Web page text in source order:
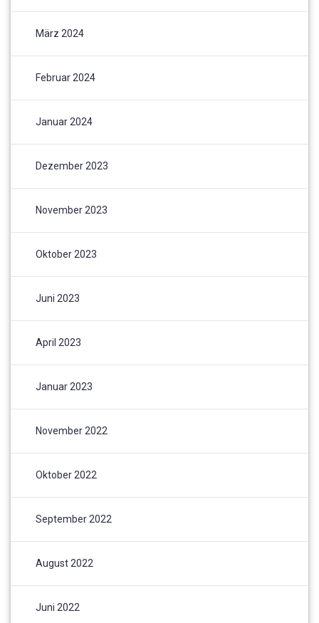
März 2024
Februar 2024
Januar 2024
Dezember 2023
November 2023
Oktober 2023
Juni 2023
April 2023
Januar 2023
November 2022
Oktober 2022
September 2022
August 2022
Juni 2022